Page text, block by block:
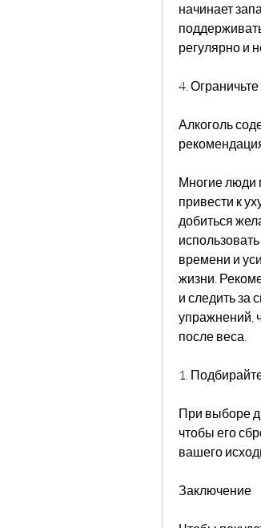
начинает
регулярно и
4.
Алкоголь
Многие люди
привести к
добиться
времени и
жизни.
и следить за
упражнений,
после веса.
1.
При выборе
чтобы его
вашего
Заключение